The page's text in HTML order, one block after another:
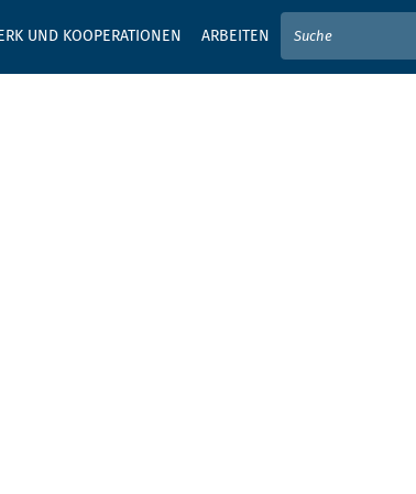
UND KOOPERATIONEN ARBEITEN
GEBEN SIE HIER IHREN SUCHBEGRIFF EIN